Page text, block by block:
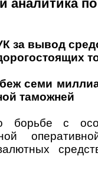
аналитика
за вывод
семи
таможней
борьбе с